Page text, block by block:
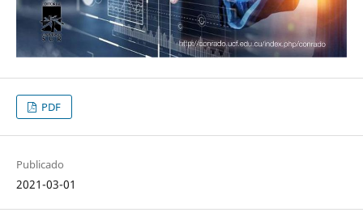
PDF
Publicado
2021-03-01